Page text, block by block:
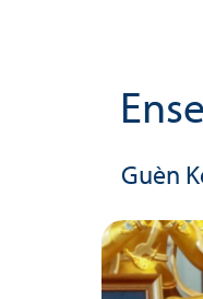
Guèn